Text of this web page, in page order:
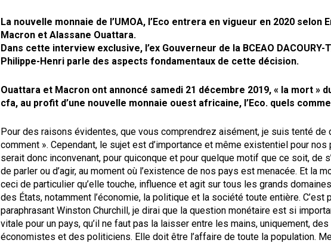
La nouvelle monnaie de l’UMOA, l’Eco entrera en vigueur en 2020 selon
Macron et Alassane Ouattara.
Dans cette interview exclusive, l’ex Gouverneur de la BCEAO DACOURY-
Philippe-Henri parle des aspects fondamentaux de cette décision.
Ouattara et Macron ont annoncé samedi 21 décembre 2019, « la mort »
cfa, au profit d’une nouvelle monnaie ouest africaine, l’Eco. quels
Pour des raisons évidentes, que vous comprendrez aisément, je suis tenté de
comment ». Cependant, le sujet est d’importance et même existentiel pour nos
serait donc inconvenant, pour quiconque et pour quelque motif que ce soit, de
de parler ou d’agir, au moment où l’existence de nos pays est menacée. Et la
ceci de particulier qu’elle touche, influence et agit sur tous les grands
des États, notamment l’économie, la politique et la société toute entière. C’est
paraphrasant Winston Churchill, je dirai que la question monétaire est si
vitale pour un pays, qu’il ne faut pas la laisser entre les mains, uniquement, des
économistes et des politiciens. Elle doit être l’affaire de toute la population.